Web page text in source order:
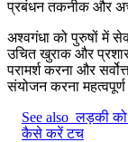
प्रबंधन तकनीक और
अश्वगंधा को पुरुषों में
उचित खुराक और
परामर्श करना और
संयोजन करना महत्वपूर्ण
See also लड़की को
कैसे करें टच